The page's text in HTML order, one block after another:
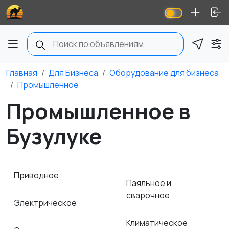
Главная Для Бизнеса
Оборудование для бизнеса
Промышленное
Промышленное в
Бузулуке
Приводное
Электрическое
Паяльное и
сварочное
Климатическое